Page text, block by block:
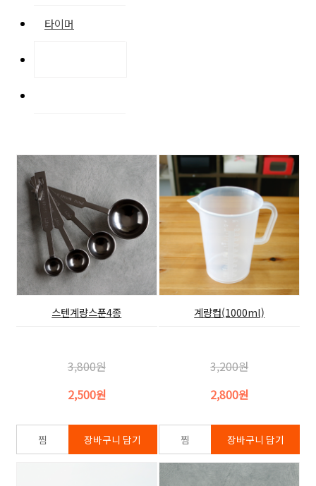
타이머
스텐계량스푼4종
3,800원
2,500원
계량컵(1000ml)
3,200원
2,800원